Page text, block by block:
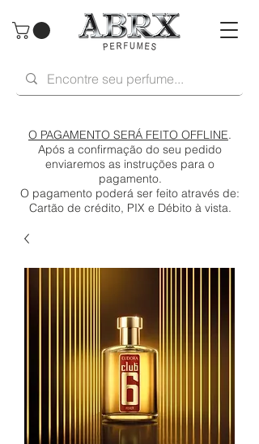
O PAGAMENTO SERÁ FEITO OFFLINE.
Após a confirmação do seu pedido
enviaremos as instruções para o
pagamento.
O pagamento poderá ser feito através de:
Cartão de crédito, PIX e Débito à vista.